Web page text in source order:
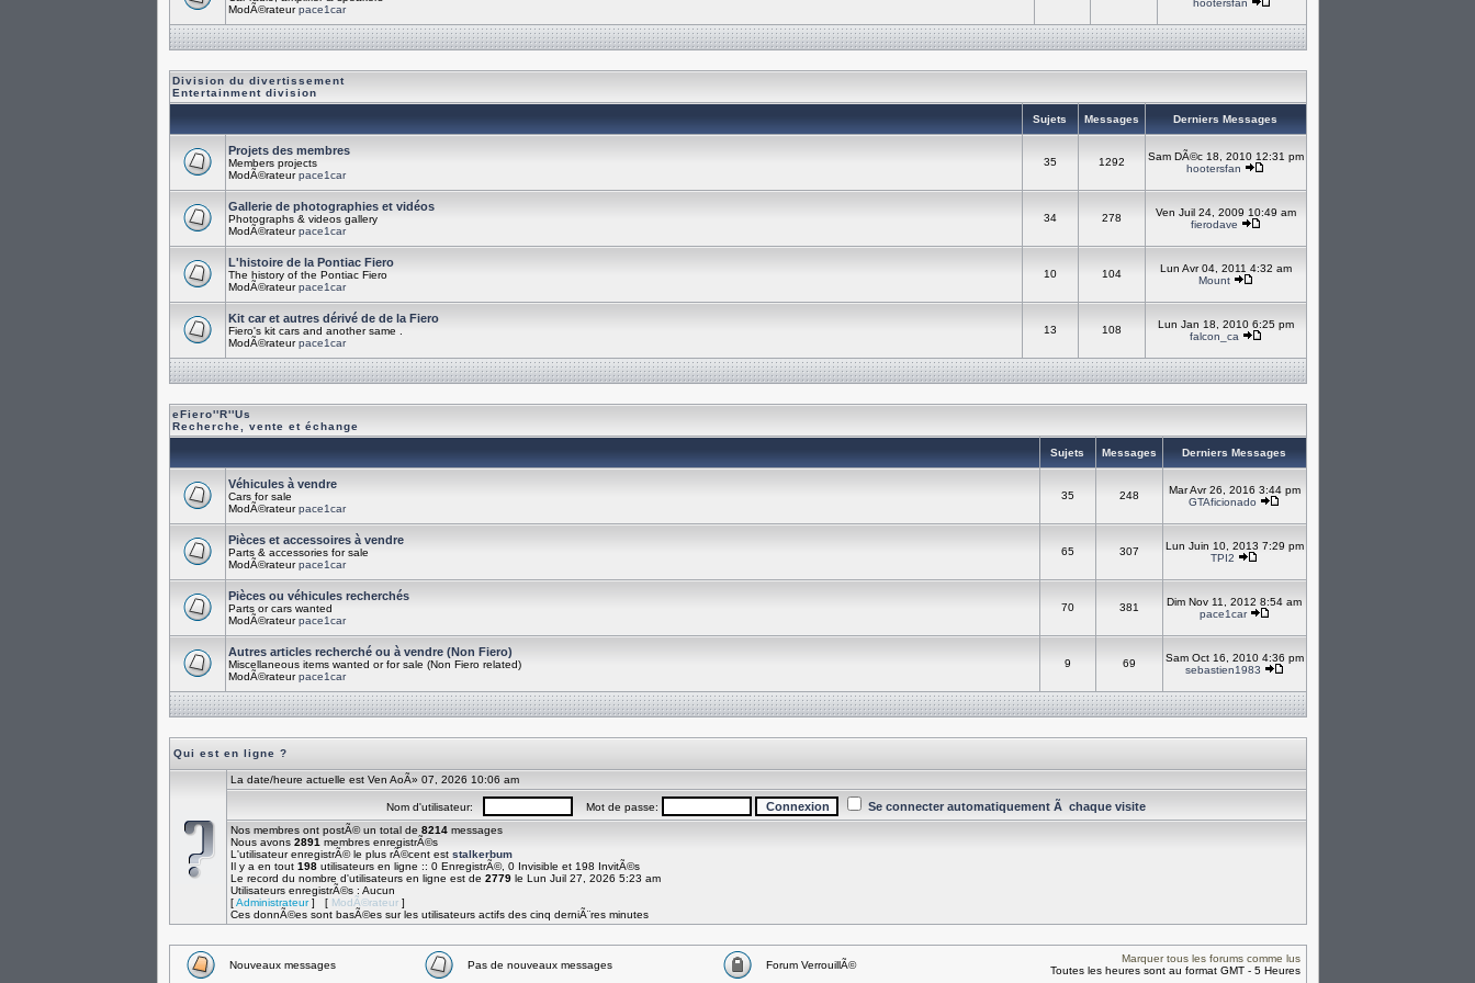
ModÃ©rateurpace1car
hootersfan
Division du divertissement
Entertainment division
Sujets Messages Derniers Messages
Projets des membres
Members projects
ModÃ©rateurpace1car
35 1292
Sam DÃ©c 18, 2010 12:31 pm
hootersfan
Gallerie de photographies et vidéos
Photographs & videos gallery
ModÃ©rateurpace1car
34 278
Ven Juil 24, 2009 10:49 am
fierodave
L'histoire de la Pontiac Fiero
The history of the Pontiac Fiero
ModÃ©rateurpace1car
10 104
Lun Avr 04, 2011 4:32 am
Mount
Kit car et autres dérivé de de la Fiero
Fiero's kit cars and another same .
ModÃ©rateurpace1car
13 108
Lun Jan 18, 2010 6:25 pm
falcon_ca
eFiero''R''Us
Recherche, vente et échange
Sujets Messages Derniers Messages
Véhicules à vendre
Cars for sale
ModÃ©rateurpace1car
35 248
Mar Avr 26, 2016 3:44 pm
GTAficionado
Pièces et accessoires à vendre
Parts & accessories for sale
ModÃ©rateurpace1car
65 307
Lun Juin 10, 2013 7:29 pm
TPI2
Pièces ou véhicules recherchés
Parts or cars wanted
ModÃ©rateurpace1car
70 381
Dim Nov 11, 2012 8:54 am
pace1car
Autres articles recherché ou à vendre (Non Fiero)
Miscellaneous items wanted or for sale (Non Fiero related)
ModÃ©rateurpace1car
9 69
Sam Oct 16, 2010 4:36 pm
sebastien1983
Qui est en ligne ?
La date/heure actuelle est Ven AoÃ» 07, 2026 10:06 am
Nom d'utilisateur: Mot de passe: Se connecter automatiquement Ã chaque visite
Nos membres ont postÃ© un total de 8214messages
Nous avons 2891 membres enregistrÃ©s
L'utilisateur enregistrÃ© le plus rÃ©cent est stalkerbum
Il y a en tout 198utilisateurs en ligne :: 0 EnregistrÃ©, 0 Invisible et 198 InvitÃ©s
Le record du nombre d'utilisateurs en ligne est de 2779le Lun Juil 27, 2026 5:23 am
Utilisateurs enregistrÃ©s : Aucun
[Administrateur] [ ModÃ©rateur]
Ces donnÃ©es sont basÃ©es sur les utilisateurs actifs des cinq derniÃ¨res minutes
Nouveaux messages Pas de nouveaux messages Forum VerrouillÃ©
Marquer tous les forums comme lus
Toutes les heures sont au format GMT - 5 Heures